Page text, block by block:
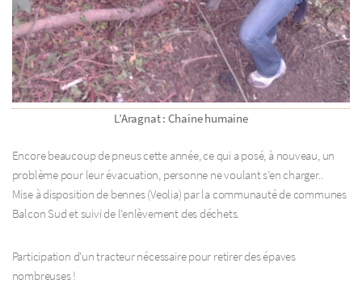
L’Aragnat : Chaine humaine
Encore beaucoup de pneus cette année, ce qui a posé, à nouveau, un
problème pour leur évacuation, personne ne voulant s’en charger..
Mise à disposition de bennes (Veolia) par la communauté de communes
Balcon Sud et suivi de l’enlèvement des déchets.
Participation d’un tracteur nécessaire pour retirer des épaves
nombreuses !